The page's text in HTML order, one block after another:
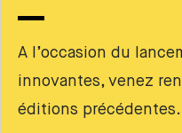
A l’occasion du
innovantes, venez
éditions précédentes.